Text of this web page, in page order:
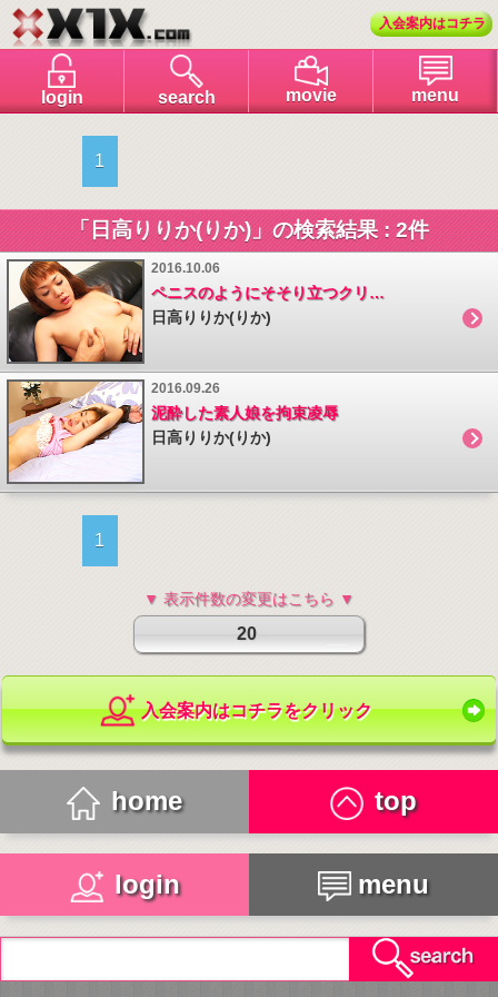
入会案内はコチラ
login search movie menu
1
「日高りりか(りか)」の検索結果 : 2件
2016.10.06
ペニスのようにそそり立つクリトリスを持つギャル娘
日高りりか(りか)
2016.09.26
泥酔した素人娘を拘束凌辱
日高りりか(りか)
1
▼ 表示件数の変更はこちら ▼
20
入会案内はコチラをクリック
home top
login menu